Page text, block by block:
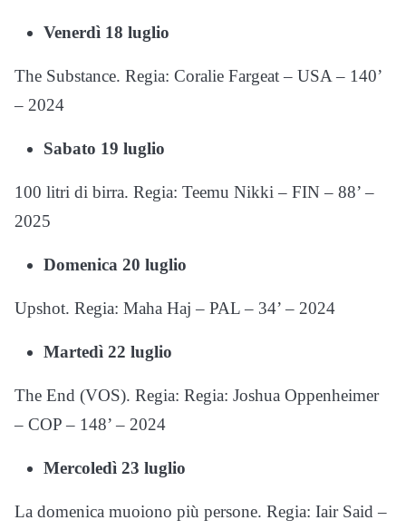
Venerdì 18 luglio
The Substance. Regia: Coralie Fargeat – USA – 140’
– 2024
Sabato 19 luglio
100 litri di birra. Regia: Teemu Nikki – FIN – 88’ –
2025
Domenica 20 luglio
Upshot. Regia: Maha Haj – PAL – 34’ – 2024
Martedì 22 luglio
The End (VOS). Regia: Regia: Joshua Oppenheimer
– COP – 148’ – 2024
Mercoledì 23 luglio
La domenica muoiono più persone. Regia: Iair Said –